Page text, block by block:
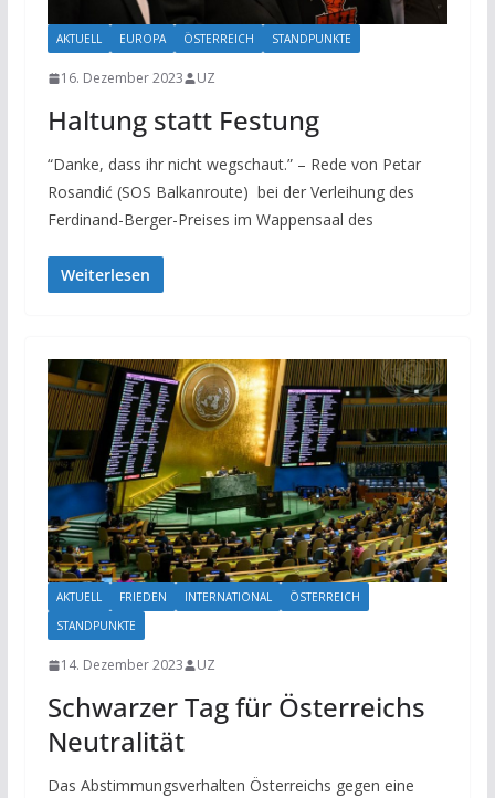
AKTUELL EUROPA ÖSTERREICH STANDPUNKTE
16. Dezember 2023 UZ
Haltung statt Festung
“Danke, dass ihr nicht wegschaut.” – Rede von Petar
Rosandić (SOS Balkanroute) bei der Verleihung des
Ferdinand-Berger-Preises im Wappensaal des
Weiterlesen
AKTUELL FRIEDEN INTERNATIONAL
ÖSTERREICH
STANDPUNKTE
14. Dezember 2023 UZ
Schwarzer Tag für Österreichs
Neutralität
Das Abstimmungsverhalten Österreichs gegen eine